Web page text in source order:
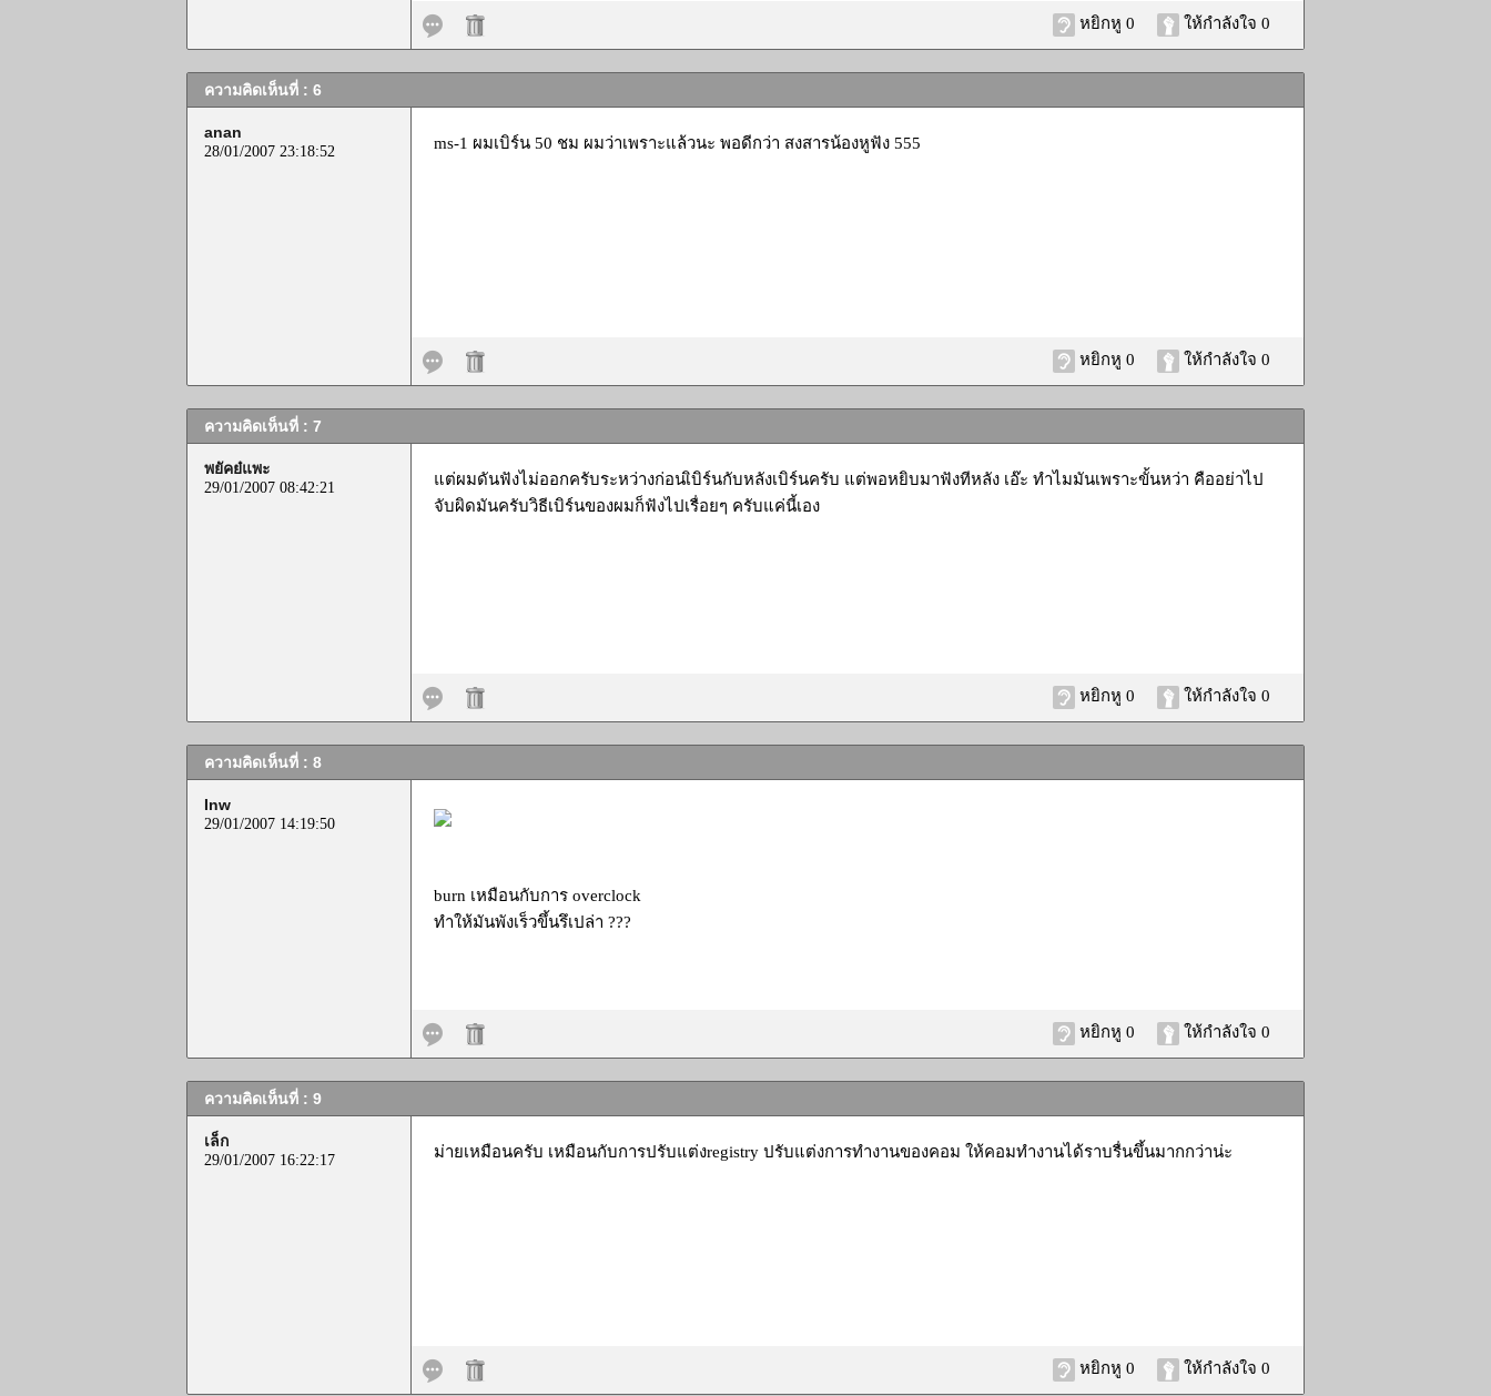
ให้กำลังใจ 0
หยิกหู 0
ความคิดเห็นที่ : 6
anan
28/01/2007 23:18:52 ms-1 ผมเบิร์น 50 ชม ผมว่าเพราะแล้วนะ พอดีกว่า สงสารน้องหูฟัง 555
ให้กำลังใจ 0
หยิกหู 0
ความคิดเห็นที่ : 7
พยัคย๋แพะ
29/01/2007 08:42:21
แต่ผมดันฟังไม่ออกครับระหว่างก่อนเิบิร์นกับหลังเบิร์นครับ แต่พอหยิบมาฟังทีหลัง เอ๊ะ ทำไมมันเพราะขั้นหว่า คืออย่าไป
จับผิดมันครับวิธีเบิร์นของผมก็ฟังไปเรื่อยๆ ครับแค่นี้เอง
ให้กำลังใจ 0
หยิกหู 0
ความคิดเห็นที่ : 8
Inw
29/01/2007 14:19:50
burn เหมือนกับการ overclock
ทำให้มันพังเร็วขึ้นรึเปล่า ???
ให้กำลังใจ 0
หยิกหู 0
ความคิดเห็นที่ : 9
เล็ก
29/01/2007 16:22:17 ม่ายเหมือนครับ เหมือนกับการปรับแต่งregistry ปรับแต่งการทำงานของคอม ให้คอมทำงานได้ราบรื่นขึ้นมากกว่าน่ะ
ให้กำลังใจ 0
หยิกหู 0